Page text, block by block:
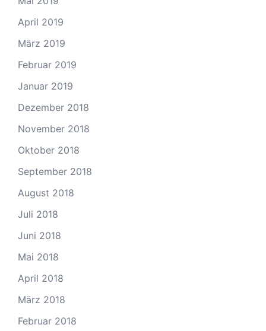
April 2019
März 2019
Februar 2019
Januar 2019
Dezember 2018
November 2018
Oktober 2018
September 2018
August 2018
Juli 2018
Juni 2018
Mai 2018
April 2018
März 2018
Februar 2018